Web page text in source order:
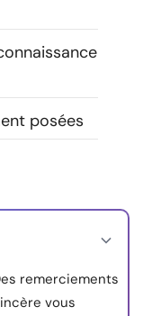
posées
remerciements
vous